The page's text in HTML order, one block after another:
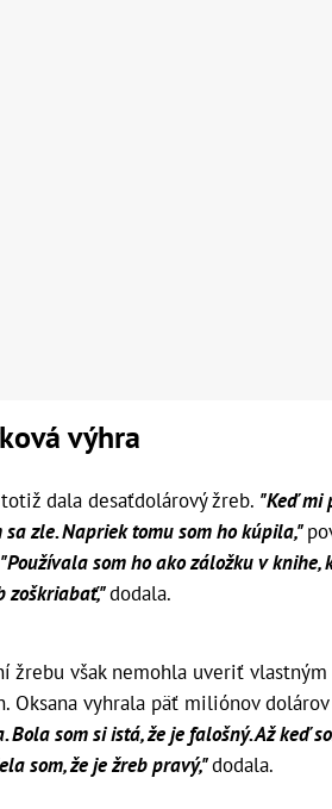
výhra
dala desaťdolárový žreb. "Keď mi
sa zle. Napriek tomu som ho kúpila,"
"Používala som ho ako záložku v
zoškriabať,"dodala.
žrebu však nemohla uveriť
Oksana vyhrala päť miliónov
Bola som si istá, že je falošný. Až keď
som, že je žreb pravý,"dodala.